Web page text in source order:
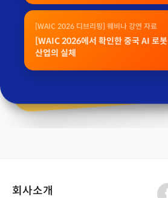
[WAIC 2026 디브리핑] 웨비나 강연 자료
[WAIC 2026에서 확인한 중국 AI 로봇
산업의 실체
회사소개